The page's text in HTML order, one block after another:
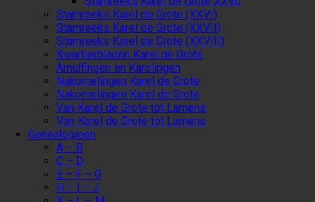
Stamreeks Karel de Grote (XXVI)
Stamreeks Karel de Grote (XXVII)
Stamreeks Karel de Grote (XXVIII)
Kwartierbladen Karel de Grote
Arnulfingen en Karolingen
Nakomelingen Karel de Grote
Nakomelingen Karel de Grote
Van Karel de Grote tot Lamens
Van Karel de Grote tot Lamens
Genealogieën
A – B
C – D
E – F – G
H – I – J